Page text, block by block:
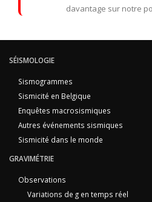
davantage sur notre
SÉISMOLOGIE
Sismogrammes
Sismicité en Belgique
Enquêtes macrosismiques
Autres événements sismiques
Sismicité dans le monde
GRAVIMÉTRIE
Observations
Variations de g en temps réel